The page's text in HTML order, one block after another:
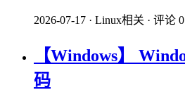
2026-07-17 · Linux相关 · 评论 0
【Windows】
码